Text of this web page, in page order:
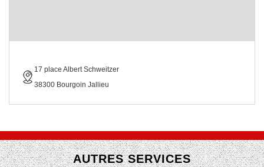
17 place Albert Schweitzer
38300 Bourgoin Jallieu
AUTRES SERVICES